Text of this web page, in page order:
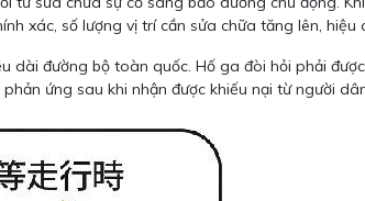
xác, số lượng vị trí cần sửa chữa tăng lên, hiệu
đường bộ toàn quốc. Hố ga đòi hỏi phải
ứng sau khi nhận được khiếu nại từ người